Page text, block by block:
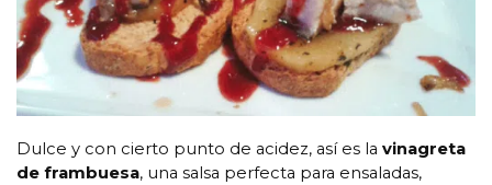
Dulce y con cierto punto de acidez, así es la vinagreta
de frambuesa, una salsa perfecta para ensaladas,